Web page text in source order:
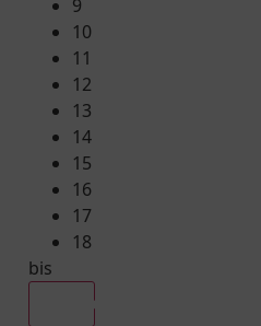
9
10
11
12
13
14
15
16
17
18
bis